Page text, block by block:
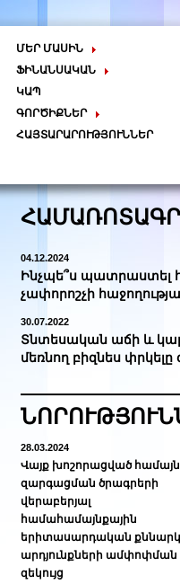
ՄԵՐ ՄԱՍԻՆ
Կենտրոնը
ՖԻՆԱՆՍԱԿԱՆ
Հաշվեկշիռ
ԿԱՊ
ԳՈՐԾԻՔՆԵՐ
Մեթոդաբանություն
Հանրային
Ուսուցում և կրթություն
Համաժողովներ, ֆորումներ
ՊՐԱԿՏԻԿԱ
ՀԱՅՏԱՐԱՐՈՒԹՅՈՒՆՆԵՐ
04.12.2024
Ինչպե՞ս պատրաստել
չափորոշչի
30.07.2022
Տնտեսական աճի և
մեռնող բիզնես փրկելը
28.03.2024
Վայք խոշորացված
զարգացման ծրագրերի
վերաբերյալ
համահամայնքային
երիտասարդական
արդյունքների ամփոփման
զեկույց